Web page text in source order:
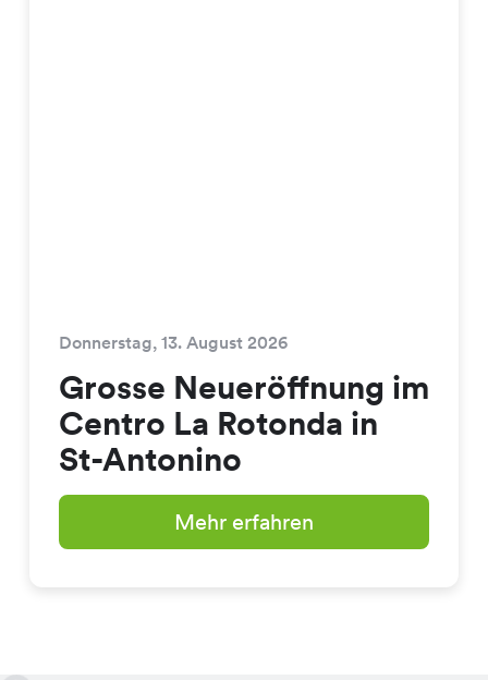
Donnerstag, 13. August 2026
Grosse Neueröffnung im
Centro La Rotonda in
St-Antonino
Mehr erfahren